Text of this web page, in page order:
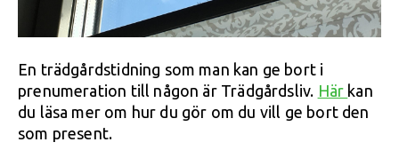
En trädgårdstidning som man kan ge bort i
prenumeration till någon är Trädgårdsliv. Här kan
du läsa mer om hur du gör om du vill ge bort den
som present.